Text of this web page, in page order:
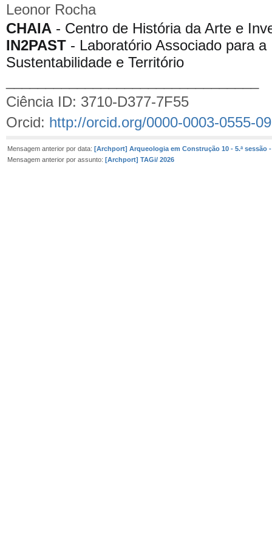
Leonor Rocha
CHAIA - Centro de História da Arte e
IN2PAST - Laboratório Associado para
Sustentabilidade e Território
Ciência ID: 3710-D377-7F55
Orcid: http://orcid.org/0000-0003-0555-
Mensagem anterior por data: [Archport] Arqueologia em Construção 10 - 5.ª sessão
Mensagem anterior por assunto: [Archport] TAGi/ 2026